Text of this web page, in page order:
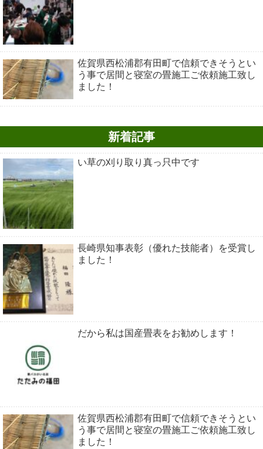
佐賀県西松浦郡有田町で信頼できそうとい
う事で居間と寝室の畳施工ご依頼施工致し
ました！
新着記事
い草の刈り取り真っ只中です
長崎県知事表彰（優れた技能者）を受賞し
ました！
だから私は国産畳表をお勧めします！
佐賀県西松浦郡有田町で信頼できそうとい
う事で居間と寝室の畳施工ご依頼施工致し
ました！